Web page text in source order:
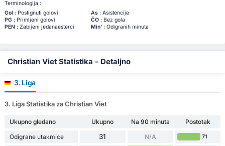
Terminologija :
Gol : Postignuti golovi As: Asistencije
PG: Primljeni golovi ČO: Bez gola
PEN: Zabijeni jedanaesterci Min': Odigranih minuta
Christian Viet Statistika - Detaljno
3. Liga
3. Liga Statistika za Christian Viet
Ukupno gledano Ukupno Na 90 minuta
Postotak
Odigrane utakmice
31 N/A 71